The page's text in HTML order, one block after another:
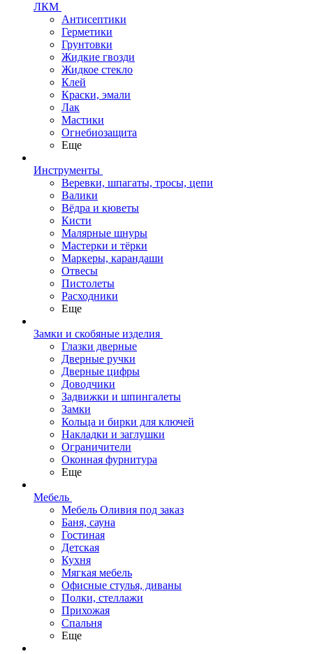
ЛКМ
Антисептики
Герметики
Грунтовки
Жидкие гвозди
Жидкое стекло
Клей
Краски, эмали
Лак
Мастики
Огнебиозащита
Еще
Инструменты
Веревки, шпагаты, тросы, цепи
Валики
Вёдра и кюветы
Кисти
Малярные шнуры
Мастерки и тёрки
Маркеры, карандаши
Отвесы
Пистолеты
Расходники
Еще
Замки и скобяные изделия
Глазки дверные
Дверные ручки
Дверные цифры
Доводчики
Задвижки и шпингалеты
Замки
Кольца и бирки для ключей
Накладки и заглушки
Ограничители
Оконная фурнитура
Еще
Мебель
Мебель Оливия под заказ
Баня, сауна
Гостиная
Детская
Кухня
Мягкая мебель
Офисные стулья, диваны
Полки, стеллажи
Прихожая
Спальня
Еще